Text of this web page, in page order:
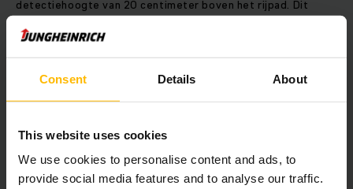
Consent Details About
This website uses cookies
We use cookies to personalise content and ads, to
provide social media features and to analyse our traffic.
detectiehoogte van 20 centimeter boven het rijpad. Dit
worden herkend. In dat geval vermindert de truck
automatisch zijn snelheid of stopt hij.
Daarnaast zijn de Cantilever mobile robots uitgerust met een
palletten maakt deze het transport van veel grotere
belangrijke vereiste voor de productieprocessen van Holbox.